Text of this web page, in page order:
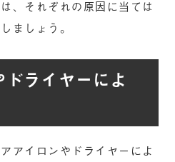
、それぞれの原因に当ては
ましょう。
ライヤーによ
アイロンやドライヤーによ